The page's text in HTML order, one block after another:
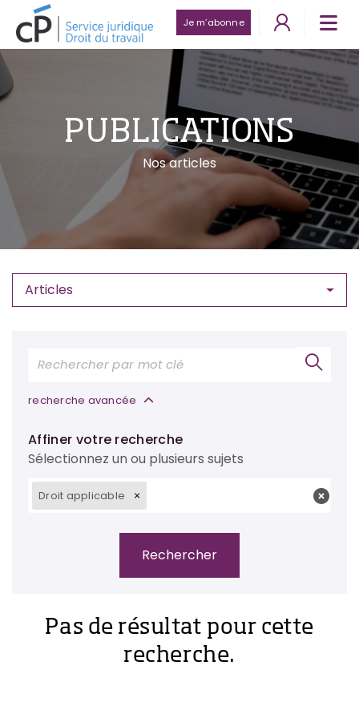
Je m’abonne
PUBLICATIONS
Nos articles
Articles
recherche avancée
Affiner votre recherche
Sélectionnez un ou plusieurs sujets
Droit applicable
Pas de résultat pour cette
recherche.